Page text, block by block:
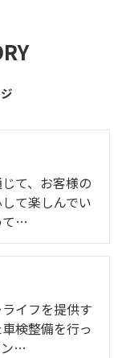
て、お客様の
て楽しんでい
て…
イフを提供す
検整備を行っ
ン…